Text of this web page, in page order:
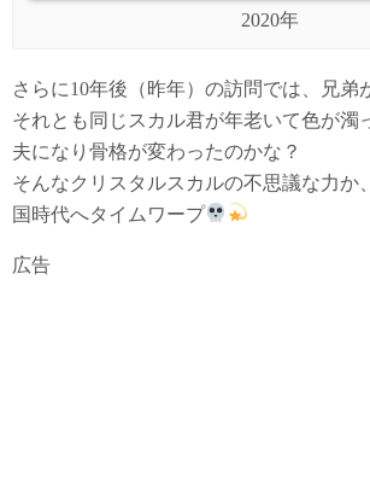
2020年
さらに10年後（昨年）の訪問では、兄弟
それとも同じスカル君が年老いて色が濁
夫になり骨格が変わったのかな？
そんなクリスタルスカルの不思議な力か
国時代へタイムワープ
広告